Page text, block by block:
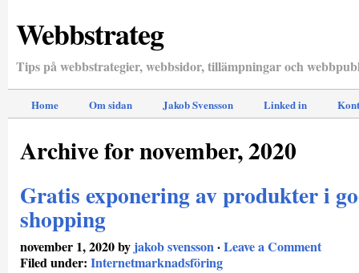
Webbstrateg
Tips på webbstrategier, webbsidor, tillämpningar och
Home Om sidan Jakob Svensson Linked in
Archive for november, 2020
Gratis exponering av produkter i
shopping
november 1, 2020 byjakob svensson·Leave a Comment
Filed under: Internetmarknadsföring